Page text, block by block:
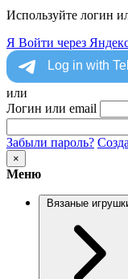
Используйте логин
Я Войти через
или
Логин или email
Забыли пароль?
×
Меню
Вязаные